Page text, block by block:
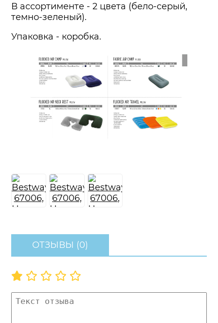
В ассортименте - 2 цвета (бело-серый,
темно-зеленый).
Упаковка - коробка.
ОТЗЫВЫ (0)